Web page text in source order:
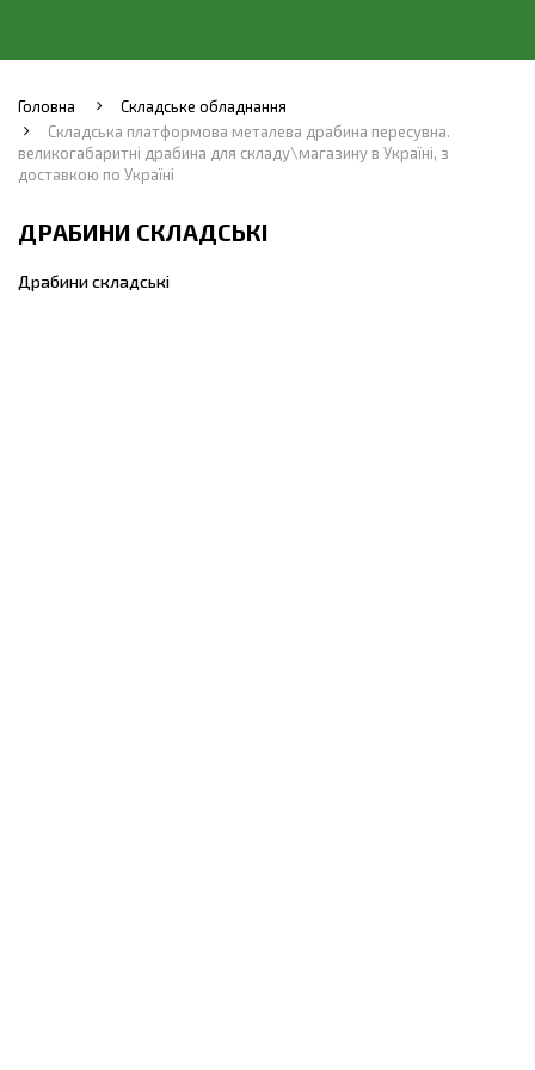
Головна
Складське обладнання
Складська платформова металева драбина пересувна.
великогабаритні драбина для складу\магазину в Україні, з
доставкою по Україні
ДРАБИНИ СКЛАДСЬКІ
Драбини складські